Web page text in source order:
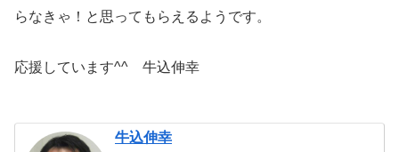
らなきゃ！と思ってもらえるようです。
応援しています^^ 牛込伸幸
牛込伸幸